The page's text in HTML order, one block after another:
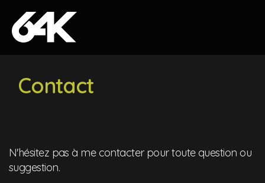
Skip to content
Contact
N'hésitez pas à me contacter pour toute question ou
suggestion.